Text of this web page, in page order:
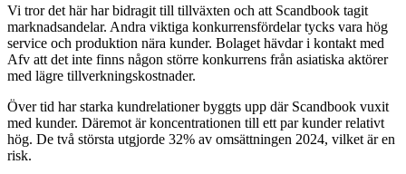
Vi tror det här har bidragit till tillväxten och att Scandbook tagit
marknadsandelar. Andra viktiga konkurrensfördelar tycks vara hög
service och produktion nära kunder. Bolaget hävdar i kontakt med
Afv att det inte finns någon större konkurrens från asiatiska aktörer
med lägre tillverkningskostnader.
Över tid har starka kundrelationer byggts upp där Scandbook vuxit
med kunder. Däremot är koncentrationen till ett par kunder relativt
hög. De två största utgjorde 32% av omsättningen 2024, vilket är en
risk.